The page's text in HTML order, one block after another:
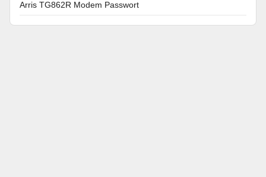
Arris TG862R Modem Passwort